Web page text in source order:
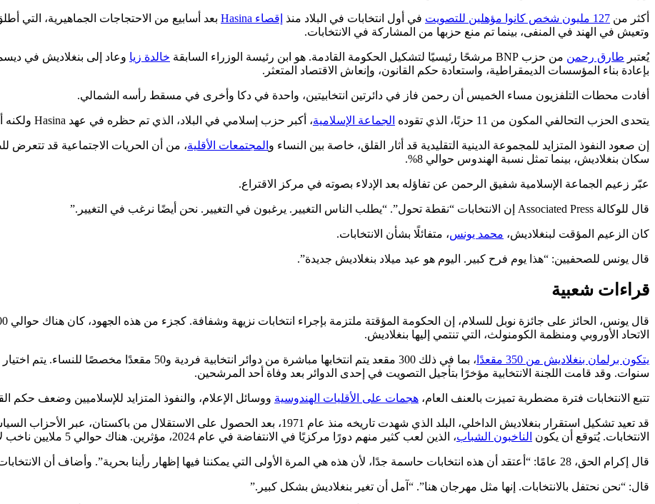
أكثر من 127 مليون شخص كانوا مؤهلين للتصويت في أول انتخابات في البلاد منذ إقصاء Hasina بعد أسابيع من الاحتجاجات الجماهيرية، التي
وتعيش في الهند في المنفى، بينما تم منع حزبها من المشاركة في الانتخابات.
يُعتبر طارق رحمن من حزب BNP مرشحًا رئيسيًا لتشكيل الحكومة القادمة. هو ابن رئيسة الوزراء السابقة خالدة زيا
بإعادة بناء المؤسسات الديمقراطية، واستعادة حكم القانون، وإنعاش الاقتصاد المتعثر.
أفادت محطات التلفزيون مساء الخميس أن رحمن فاز في دائرتين انتخابيتين، واحدة في دكا وأخرى في مسقط رأسه الشمالي.
يتحدى الحزب التحالفي المكون من 11 حزبًا، الذي تقوده الجماعة الإسلامية، أكبر حزب إسلامي في البلاد، الذي تم حظره في عهد Hasina ولكنه أصبح بارزًا منذ إزاحتها من الحكم.
إن صعود النفوذ المتزايد للمجموعة الدينية التقليدية قد أثار القلق، خاصة بين النساء و المجتمعات الأقلية
سكان بنغلاديش، بينما تمثل نسبة الهندوس حوالي 8%.
عبّر زعيم الجماعة الإسلامية شفيق الرحمن عن تفاؤله بعد الإدلاء بصوته في مركز الاقتراع.
قال للوكالة Associated Press إن الانتخابات “نقطة تحول”. “يطلب الناس التغيير. يرغبون في التغيير. نحن أيضًا نرغب في التغيير.”
كان الزعيم المؤقت لبنغلاديش، محمد يونس، متفائلًا بشأن الانتخابات.
قال يونس للصحفيين: “هذا يوم فرح كبير. اليوم هو عيد ميلاد بنغلاديش جديدة”.
قراءات شعبية
الاتحاد الأوروبي ومنظمة الكومنولث، التي تنتمي إليها بنغلاديش.
يتكون برلمان بنغلاديش من 350 مقعدًا
، بما في ذلك 300 مقعد يتم انتخابها مباشرة من دوائر
سنوات. وقد قامت اللجنة الانتخابية مؤخرًا بتأجيل التصويت في إحدى الدوائر بعد وفاة أحد المرشحين.
تتبع الانتخابات فترة مضطربة تميزت بالعنف العام، هجمات على الأقليات الهندوسية ووسائل الإعلام، والنفوذ المتزايد للإسلاميين وضعف حكم
قد تعيد تشكيل استقرار بنغلاديش الداخلي، البلد الذي شهدت تاريخه منذ عام 1971، بعد الحصول على
الانتخابات. يُتوقع أن يكون الناخبون الشباب، الذين لعب كثير منهم دورًا مركزيًا في الانتفاضة في عام 2024، مؤثرين. هناك حوالي 5 ملايين ناخب لأول مرة مؤهلون.
قال إكرام الحق، 28 عامًا: “أعتقد أن هذه انتخابات حاسمة جدًا، لأن هذه هي المرة الأولى التي يمكننا فيها إظهار رأينا بحرية”. وأضاف أن الانتخابات السابقة كانت بعيدة عن العدل.
قال: “نحن نحتفل بالانتخابات. إنها مثل مهرجان هنا”. “آمل أن تغير بنغلاديش بشكل كبير.”